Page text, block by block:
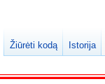
Žiūrėti kodą Istorija